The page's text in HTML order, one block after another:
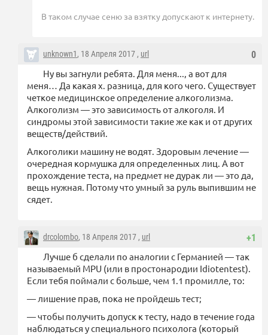
В таком случае сеню за взятку допускают к интернету.
0
unknown1, 18 Апреля 2017 , url
Ну вы загнули ребята. Для меня..., а вот для
меня… Да какая х. разница, для кого чего. Существует
четкое медицинское определение алкоголизма.
Алкоголизм — это зависимость от алкоголя. И
синдромы этой зависимости такие же как и от других
веществ/действий.
Алкоголики машину не водят. Здоровым лечение —
очередная кормушка для определенных лиц. А вот
прохождение теста, на предмет не дурак ли — это да,
вещь нужная. Потому что умный за руль выпившим не
сядет.
+1
drcolombo, 18 Апреля 2017 , url
Лучше б сделали по аналогии с Германией — так
называемый MPU (или в простонародии Idiotentest).
Если тебя поймали с больше, чем 1.1 промилле, то:
— лишение прав, пока не пройдешь тест;
— чтобы получить допуск к тесту, надо в течение года
наблюдаться у специального психолога (который